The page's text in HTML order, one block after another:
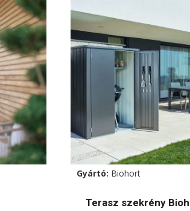
Gyártó: Biohort
Terasz szekrény